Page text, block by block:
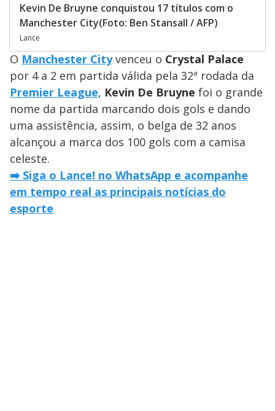
Kevin De Bruyne conquistou 17 títulos com o
Manchester City(Foto: Ben Stansall / AFP)
Lance
O Manchester Cityvenceu o Crystal Palace
por 4 a 2 em partida válida pela 32ª rodada da
Premier League, Kevin De Bruyne foi o grande
nome da partida marcando dois gols e dando
uma assistência, assim, o belga de 32 anos
alcançou a marca dos 100 gols com a camisa
celeste.
➡️ Siga o Lance! no WhatsApp e acompanhe
em tempo real as principais notícias do
esporte